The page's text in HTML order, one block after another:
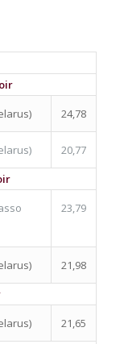
24,78
20,77
23,79
21,98
21,65